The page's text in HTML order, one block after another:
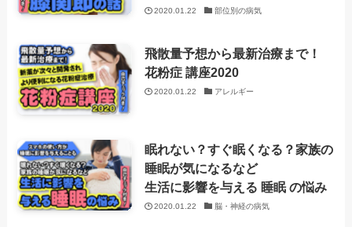
2020.01.22 部位別の病気
飛散量予想から最新治療まで！
花粉症 講座2020
2020.01.22 アレルギー
眠れない？すぐ眠くなる？家族の
睡眠が気になるなど
生活に影響を与える 睡眠 の悩み
2020.01.22 脳・神経の病気